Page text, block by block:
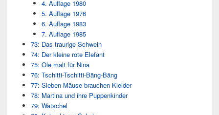
4. Auflage 1980
5. Auflage 1976
6. Auflage 1983
7. Auflage 1985
73: Das traurige Schwein
74: Der kleine rote Elefant
75: Ole malt für Nina
76: Tschitti-Tschitti-Bäng-Bäng
77: Sieben Mäuse brauchen Kleider
78: Martina und ihre Puppenkinder
79: Watschel